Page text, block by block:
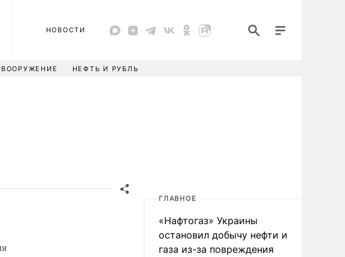
НОВОСТИ
НЕФТЬ И РУБЛЬ
ГЛАВНОЕ
«Нафтогаз» Украины
остановил добычу нефти и
газа из-за повреждения